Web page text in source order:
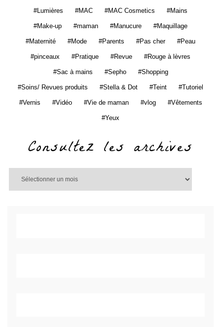
Lumières MAC MAC Cosmetics Mains
Make-up maman Manucure Maquillage
Maternité Mode Parents Pas cher Peau
pinceaux Pratique Revue Rouge à lèvres
Sac à mains Sepho Shopping
Soins/ Revues produits Stella & Dot Teint Tutoriel
Vernis Vidéo Vie de maman vlog Vêtements
Yeux
Consultez les archives